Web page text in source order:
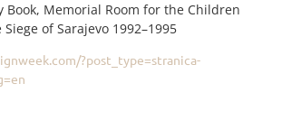
Book, Memorial Room for the Children
of Sarajevo 1992–1995
?post_type=stranica-